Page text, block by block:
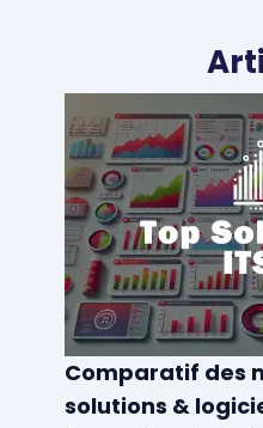
Comparatif des
solutions &